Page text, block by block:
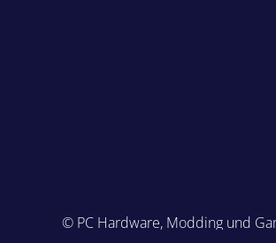
© PC Hardware, Modding und